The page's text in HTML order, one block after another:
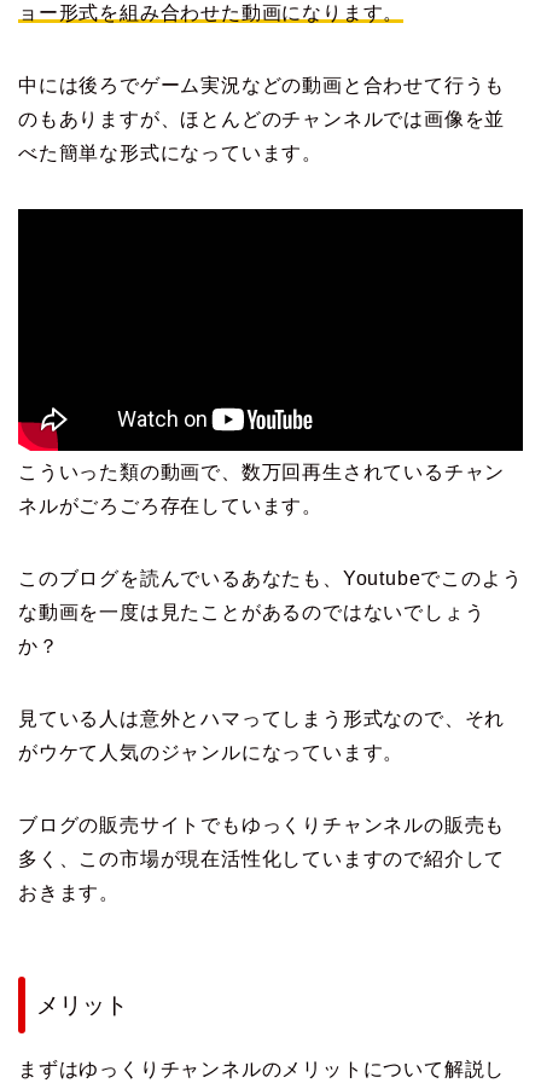
ョー形式を組み合わせた動画になります。
中には後ろでゲーム実況などの動画と合わせて行うも
のもありますが、ほとんどのチャンネルでは画像を並
べた簡単な形式になっています。
こういった類の動画で、数万回再生されているチャン
ネルがごろごろ存在しています。
このブログを読んでいるあなたも、Youtubeでこのよう
な動画を一度は見たことがあるのではないでしょう
か？
見ている人は意外とハマってしまう形式なので、それ
がウケて人気のジャンルになっています。
ブログの販売サイトでもゆっくりチャンネルの販売も
多く、この市場が現在活性化していますので紹介して
おきます。
メリット
まずはゆっくりチャンネルのメリットについて解説し